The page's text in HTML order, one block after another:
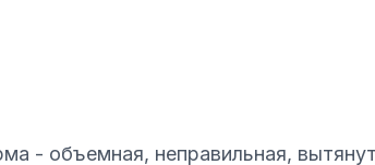
- объемная, неправильная,